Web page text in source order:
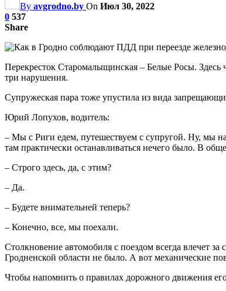
By avgrodno.by On Июл 30, 2022
0 537
Share
Перекресток Старомалыщинская – Белые Росы.
три нарушения.
Супружеская пара тоже упустила из вида
Юрий Лопухов, водитель:
– Мы с Риги едем, путешествуем с супругой. Ну, мы
там практически останавливаться нечего было. В
– Строго здесь, да, с этим?
– Да.
– Будете внимательней теперь?
– Конечно, все, мы поехали.
Столкновение автомобиля с поездом всегда влечет
Гродненской области не было. А вот механические
Чтобы напомнить о правилах дорожного движения